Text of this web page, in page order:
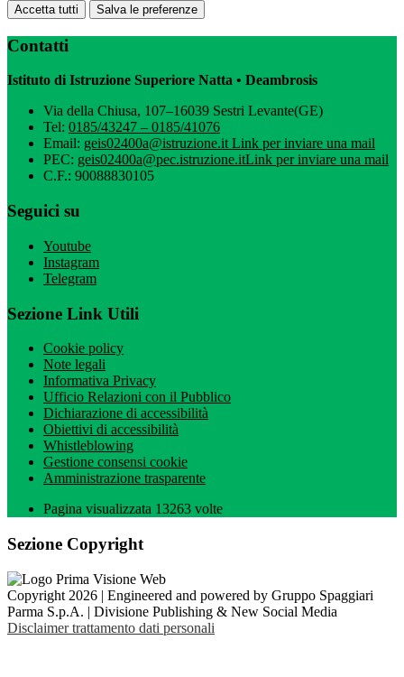
Accetta tutti Salva le preferenze
Contatti
Istituto di Istruzione Superiore Natta • Deambrosis
Via della Chiusa, 107–16039 Sestri Levante(GE)
Tel: 0185/43247 – 0185/41076
Email: geis02400a@istruzione.itLink per inviare una mail
PEC: geis02400a@pec.istruzione.itLink per inviare una mail
C.F.: 90088830105
Seguici su
Youtube
Instagram
Telegram
Sezione Link Utili
Cookie policy
Note legali
Informativa Privacy
Ufficio Relazioni con il Pubblico
Dichiarazione di accessibilità
Obiettivi di accessibilità
Whistleblowing
Gestione consensi cookie
Amministrazione trasparente
Pagina visualizzata 13263 volte
Sezione Copyright
Copyright 2026 | Engineered and powered by Gruppo Spaggiari
Parma S.p.A. | Divisione Publishing & New Social Media
Disclaimer trattamento dati personali